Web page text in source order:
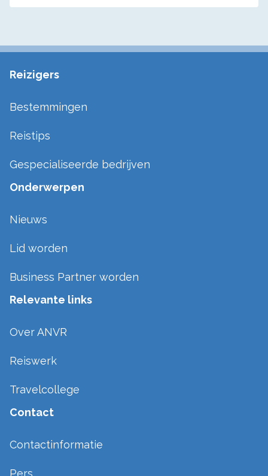
Reizigers
Bestemmingen
Reistips
Gespecialiseerde bedrijven
Onderwerpen
Nieuws
Lid worden
Business Partner worden
Relevante links
Over ANVR
Reiswerk
Travelcollege
Contact
Contactinformatie
Pers